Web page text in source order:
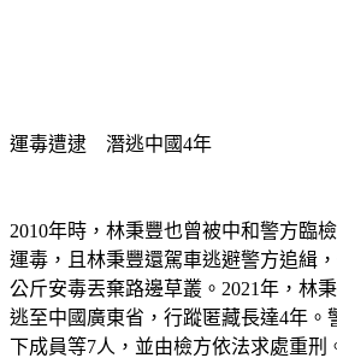
運毒，且林秉豐還駕車逃避警方追緝
公斤安毒丟棄路邊草叢。2021年，林
逃至中國廣東省，行蹤匿藏長達4年。
下成員等7人，並由檢方依法求處重刑